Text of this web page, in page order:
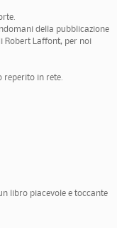
della pubblicazione
Robert Laffont, per noi
reperito in rete.
libro piacevole e toccante